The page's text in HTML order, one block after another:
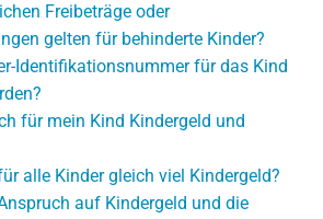
Freibeträge oder
gelten für behinderte Kinder?
Identifikationsnummer für das Kind
für mein Kind Kindergeld und
alle Kinder gleich viel Kindergeld?
auf Kindergeld und die